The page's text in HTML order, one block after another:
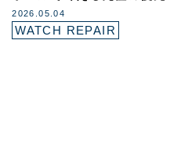
2026.05.04
WATCH REPAIR